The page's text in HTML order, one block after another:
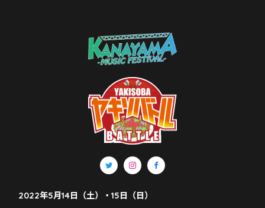
2022年5月14日（土）・15日（日）